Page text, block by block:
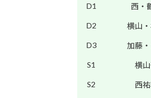
D1 西・
D2 横山
D3 加藤
S1 横
S2 西